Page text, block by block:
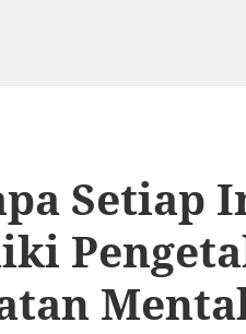
Setiap